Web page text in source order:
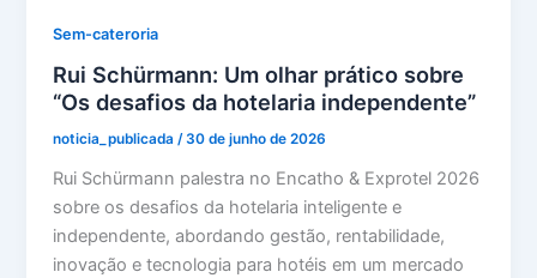
Sem-cateroria
Rui Schürmann: Um olhar prático sobre
“Os desafios da hotelaria independente”
noticia_publicada/30 de junho de 2026
Rui Schürmann palestra no Encatho & Exprotel 2026
sobre os desafios da hotelaria inteligente e
independente, abordando gestão, rentabilidade,
inovação e tecnologia para hotéis em um mercado